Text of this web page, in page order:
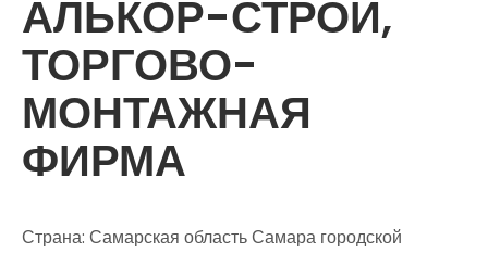
АЛЬКОР-СТРОЙ,
ТОРГОВО-
МОНТАЖНАЯ
ФИРМА
Страна: Самарская область Самара городской